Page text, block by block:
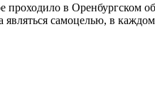
в Оренбургском
самоцелью, в